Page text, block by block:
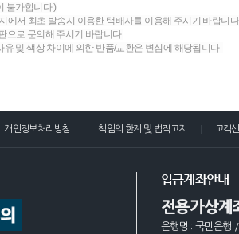
불가합니다.)
에서 최초 발송시 이용한 택배사를 이용해 주시기 바랍니
으로 문의해 주시기 바랍니다.
및 색상 차이에 의한 반품/교환은 변심에 해당됩니다.
개인정보처리방침 책임의 한계 및 법적고지 고객
입금계좌안내
전용가상계
은행명 : 국민은행